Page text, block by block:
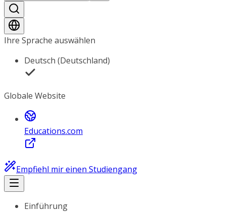
Ihre Sprache auswählen
Deutsch (Deutschland)
Globale Website
Educations.com
Empfiehl mir einen Studiengang
Einführung